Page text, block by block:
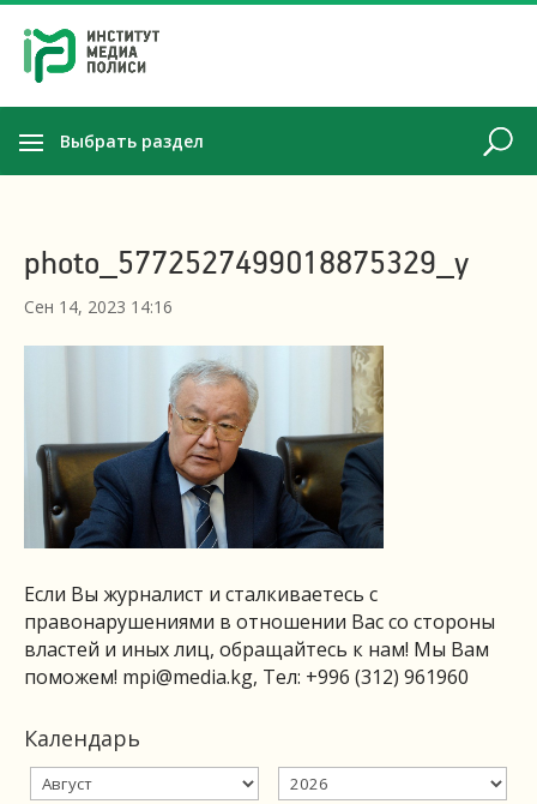
Выбрать раздел
photo_5772527499018875329_y
Сен 14, 2023 14:16
Если Вы журналист и сталкиваетесь с
правонарушениями в отношении Вас со стороны
властей и иных лиц, обращайтесь к нам! Мы Вам
поможем! mpi@media.kg, Тел: +996 (312) 961960
Календарь